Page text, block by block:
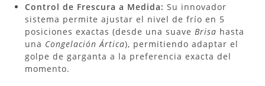
Control de Frescura a Medida: Su innovador
sistema permite ajustar el nivel de frío en 5
posiciones exactas (desde una suaveBrisa hasta
una Congelación Ártica), permitiendo adaptar el
golpe de garganta a la preferencia exacta del
momento.